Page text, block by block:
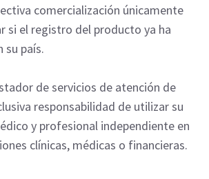
comercialización únicamente
si el registro del producto ya ha
país.
de servicios de atención de
responsabilidad de utilizar su
y profesional independiente en
clínicas, médicas o financieras.